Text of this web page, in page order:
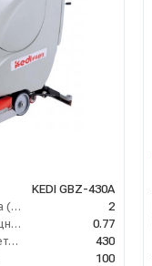
KEDI GBZ-430A
Макс. угол подъема (%)
2
Потребляемая мощность (кВт)
0.77
Рабочая ширина щеток (мм)
430
100